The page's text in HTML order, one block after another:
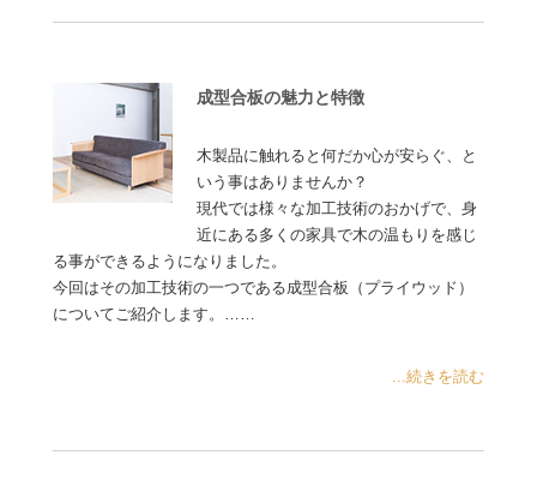
成型合板の魅力と特徴
木製品に触れると何だか心が安らぐ、と
いう事はありませんか？
現代では様々な加工技術のおかげで、身
近にある多くの家具で木の温もりを感じ
る事ができるようになりました。
今回はその加工技術の一つである成型合板（プライウッド）
についてご紹介します。……
...続きを読む